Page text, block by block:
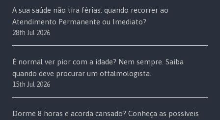
A sua saúde não tira férias: quando recorrer ao
Atendimento Permanente ou Imediato?
28th Jul 2026
É normal ver pior com a idade? Nem sempre. Saiba
quando deve procurar um oftalmologista.
15th Jul 2026
Dorme 8 horas e acorda cansado? Conheça as possíveis